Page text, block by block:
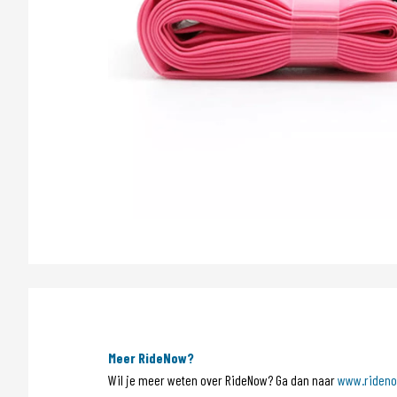
Meer RideNow?
Wil je meer weten over RideNow? Ga dan naar